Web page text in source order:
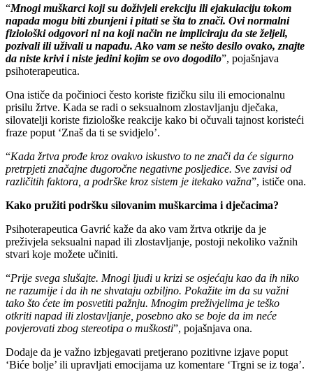
“Mnogi muškarci koji su doživjeli erekciju ili ejakulaciju tokom
napada mogu biti zbunjeni i pitati se šta to znači. Ovi normalni
fiziološki odgovori ni na koji način ne impliciraju da ste željeli,
pozivali ili uživali u napadu. Ako vam se nešto desilo ovako, znajte
da niste krivi i niste jedini kojim se ovo dogodilo”, pojašnjava
psihoterapeutica.
Ona ističe da počinioci često koriste fizičku silu ili emocionalnu
prisilu žrtve. Kada se radi o seksualnom zlostavljanju dječaka,
silovatelji koriste fiziološke reakcije kako bi očuvali tajnost koristeći
fraze poput ‘Znaš da ti se svidjelo’.
“Kada žrtva prođe kroz ovakvo iskustvo to ne znači da će sigurno
pretrpjeti značajne dugoročne negativne posljedice. Sve zavisi od
različitih faktora, a podrške kroz sistem je itekako važna”, ističe ona.
Kako pružiti podršku silovanim muškarcima i dječacima?
Psihoterapeutica Gavrić kaže da ako vam žrtva otkrije da je
preživjela seksualni napad ili zlostavljanje, postoji nekoliko važnih
stvari koje možete učiniti.
“Prije svega slušajte. Mnogi ljudi u krizi se osjećaju kao da ih niko
ne razumije i da ih ne shvataju ozbiljno. Pokažite im da su važni
tako što ćete im posvetiti pažnju. Mnogim preživjelima je teško
otkriti napad ili zlostavljanje, posebno ako se boje da im neće
povjerovati zbog stereotipa o muškosti”, pojašnjava ona.
Dodaje da je važno izbjegavati pretjerano pozitivne izjave poput
‘Biće bolje’ ili upravljati emocijama uz komentare ‘Trgni se iz toga’.